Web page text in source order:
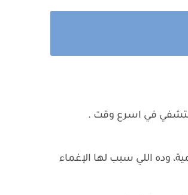
في اسرع وقت .
وده اللي سبب لها الإغماء